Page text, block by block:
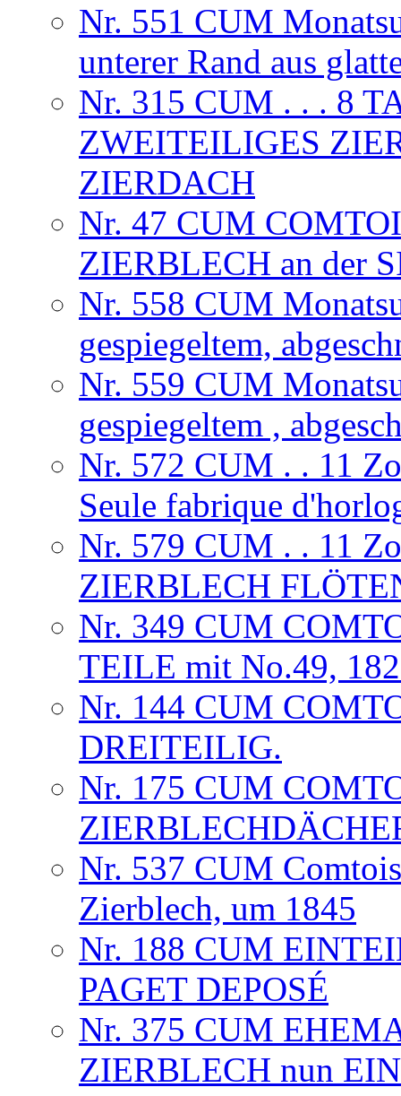
Nr. 551 CUM
unterer Rand aus
Nr. 315 CUM . . . 8
ZWEITEILIGES
ZIERDACH
Nr. 47 CUM
ZIERBLECH an der
Nr. 558 CUM
gespiegeltem,
Nr. 559 CUM
gespiegeltem ,
Nr. 572 CUM . . 11
Seule fabrique
Nr. 579 CUM . . 11
ZIERBLECH
Nr. 349 CUM
TEILE mit No.49,
Nr. 144 CUM
DREITEILIG.
Nr. 175 CUM
Nr. 537 CUM
Zierblech, um 1845
Nr. 188 CUM
PAGET DEPOSÉ
Nr. 375 CUM
ZIERBLECH nun